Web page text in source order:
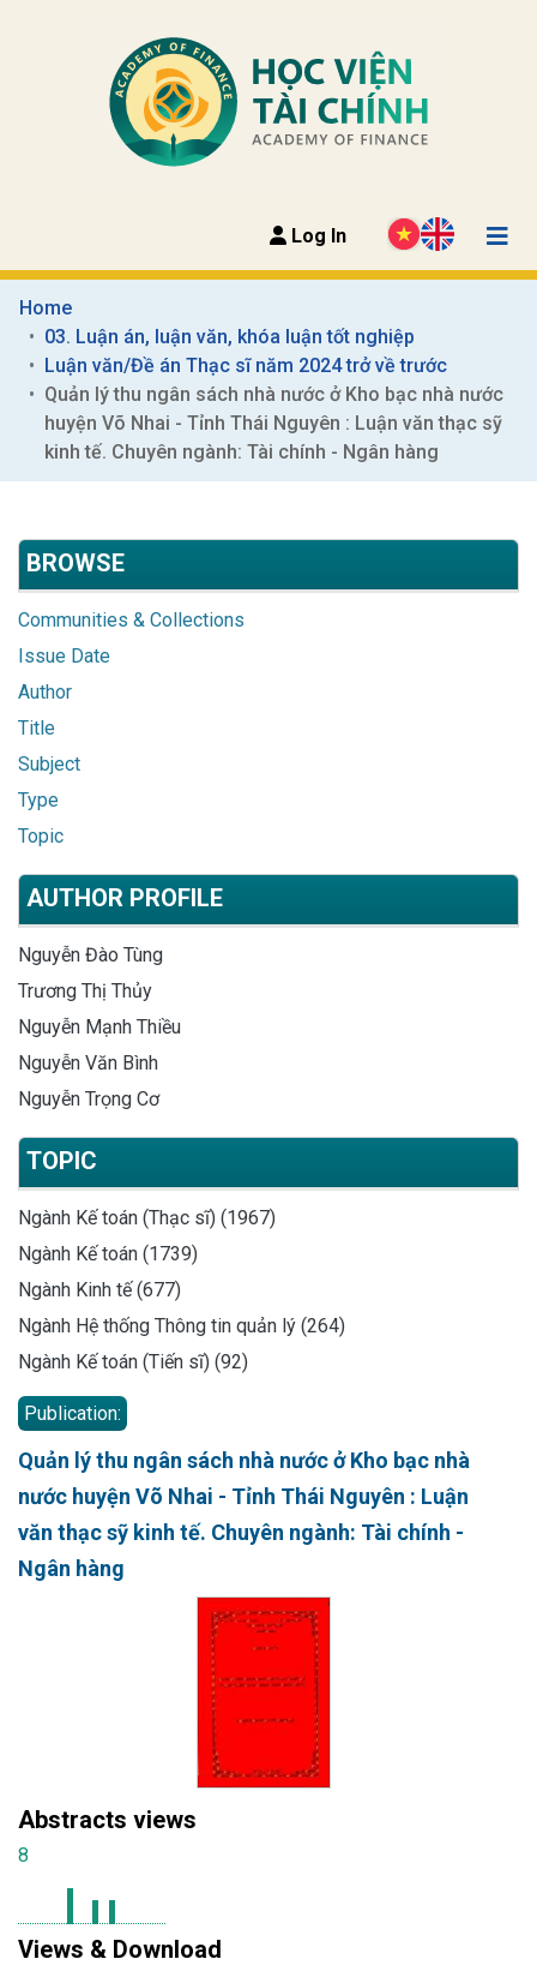
Log In
Home
03. Luận án, luận văn, khóa luận tốt nghiệp
Luận văn/Đề án Thạc sĩ năm 2024 trở về trước
Quản lý thu ngân sách nhà nước ở Kho bạc nhà nước
huyện Võ Nhai - Tỉnh Thái Nguyên : Luận văn thạc sỹ
kinh tế. Chuyên ngành: Tài chính - Ngân hàng
BROWSE
Communities & Collections
Issue Date
Author
Title
Subject
Type
Topic
AUTHOR PROFILE
Nguyễn Đào Tùng
Trương Thị Thủy
Nguyễn Mạnh Thiều
Nguyễn Văn Bình
Nguyễn Trọng Cơ
TOPIC
Ngành Kế toán (Thạc sĩ) (1967)
Ngành Kế toán (1739)
Ngành Kinh tế (677)
Ngành Hệ thống Thông tin quản lý (264)
Ngành Kế toán (Tiến sĩ) (92)
Publication:
Quản lý thu ngân sách nhà nước ở Kho bạc nhà
nước huyện Võ Nhai - Tỉnh Thái Nguyên : Luận
văn thạc sỹ kinh tế. Chuyên ngành: Tài chính -
Ngân hàng
Abstracts views
8
Views & Download